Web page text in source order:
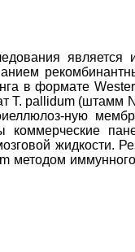
является
в формате
Т. pallidum (штамм
ную
коммерческие
жидкости.
методом